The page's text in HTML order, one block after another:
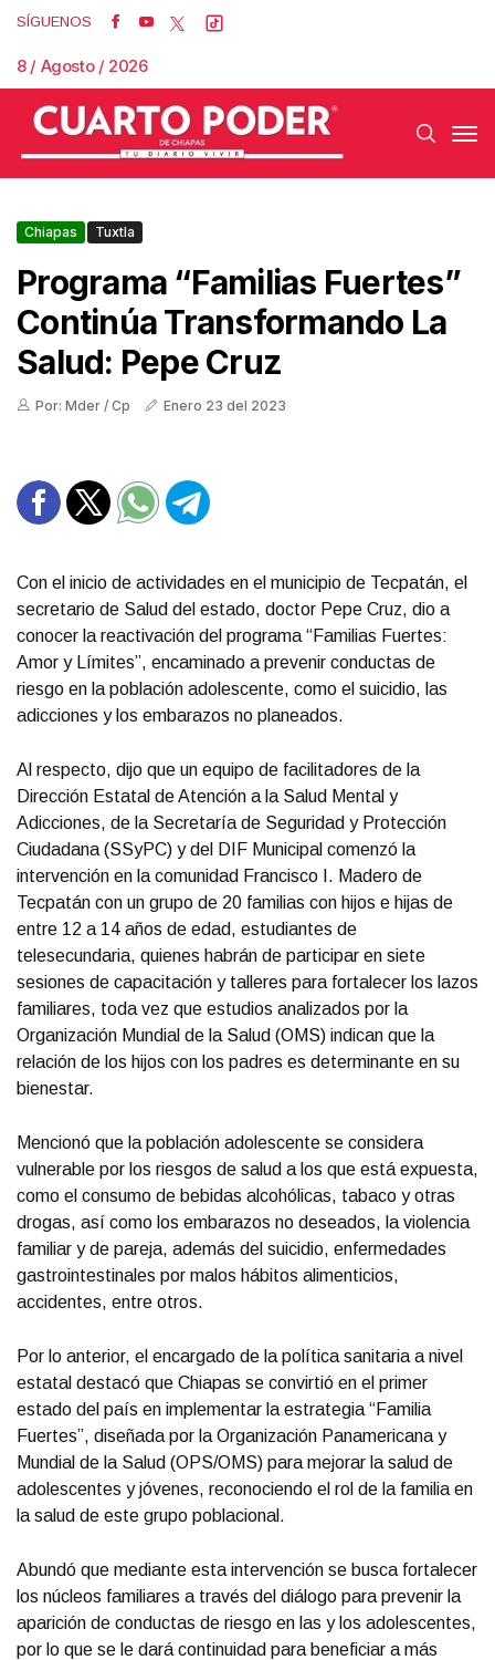
SÍGUENOS
8 / Agosto / 2026
Chiapas Tuxtla
Programa “Familias Fuertes”
Continúa Transformando La
Salud: Pepe Cruz
Por: Mder / Cp Enero 23 del 2023
Con el inicio de actividades en el municipio de Tecpatán, el
secretario de Salud del estado, doctor Pepe Cruz, dio a
conocer la reactivación del programa “Familias Fuertes:
Amor y Límites”, encaminado a prevenir conductas de
riesgo en la población adolescente, como el suicidio, las
adicciones y los embarazos no planeados.
Al respecto, dijo que un equipo de facilitadores de la
Dirección Estatal de Atención a la Salud Mental y
Adicciones, de la Secretaría de Seguridad y Protección
Ciudadana (SSyPC) y del DIF Municipal comenzó la
intervención en la comunidad Francisco I. Madero de
Tecpatán con un grupo de 20 familias con hijos e hijas de
entre 12 a 14 años de edad, estudiantes de
telesecundaria, quienes habrán de participar en siete
sesiones de capacitación y talleres para fortalecer los lazos
familiares, toda vez que estudios analizados por la
Organización Mundial de la Salud (OMS) indican que la
relación de los hijos con los padres es determinante en su
bienestar.
Mencionó que la población adolescente se considera
vulnerable por los riesgos de salud a los que está expuesta,
como el consumo de bebidas alcohólicas, tabaco y otras
drogas, así como los embarazos no deseados, la violencia
familiar y de pareja, además del suicidio, enfermedades
gastrointestinales por malos hábitos alimenticios,
accidentes, entre otros.
Por lo anterior, el encargado de la política sanitaria a nivel
estatal destacó que Chiapas se convirtió en el primer
estado del país en implementar la estrategia “Familia
Fuertes”, diseñada por la Organización Panamericana y
Mundial de la Salud (OPS/OMS) para mejorar la salud de
adolescentes y jóvenes, reconociendo el rol de la familia en
la salud de este grupo poblacional.
Abundó que mediante esta intervención se busca fortalecer
los núcleos familiares a través del diálogo para prevenir la
aparición de conductas de riesgo en las y los adolescentes,
por lo que se le dará continuidad para beneficiar a más